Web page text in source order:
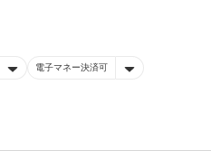
電子マネー決済可